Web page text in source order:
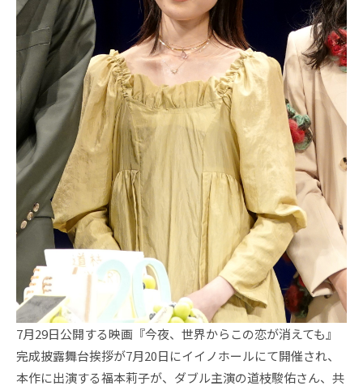
7月29日公開する映画『今夜、世界からこの恋が消えても』
完成披露舞台挨拶が7月20日にイイノホールにて開催され、
本作に出演する福本莉子が、ダブル主演の道枝駿佑さん、共